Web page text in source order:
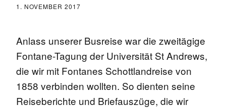
1. NOVEMBER 2017
Anlass unserer Busreise war die zweitägige
Fontane-Tagung der Universität St Andrews,
die wir mit Fontanes Schottlandreise von
1858 verbinden wollten. So dienten seine
Reiseberichte und Briefauszüge, die wir